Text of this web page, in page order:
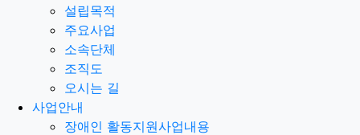
설립목적
주요사업
소속단체
조직도
오시는 길
사업안내
장애인 활동지원사업내용